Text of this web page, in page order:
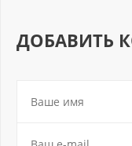
ДОБАВИТЬ